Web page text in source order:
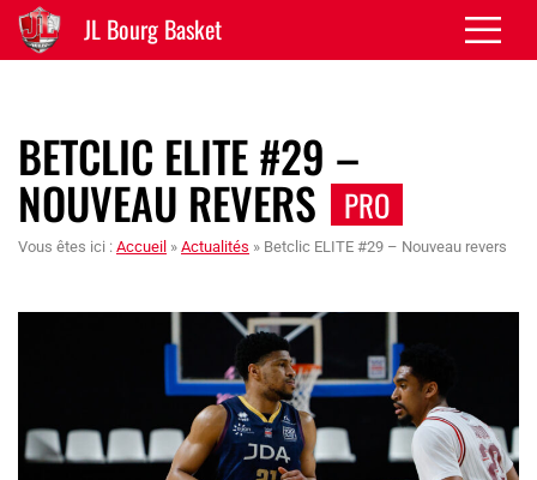
JL Bourg Basket
BETCLIC ELITE #29 –
NOUVEAU REVERS PRO
Vous êtes ici : Accueil » Actualités » Betclic ELITE #29 – Nouveau revers